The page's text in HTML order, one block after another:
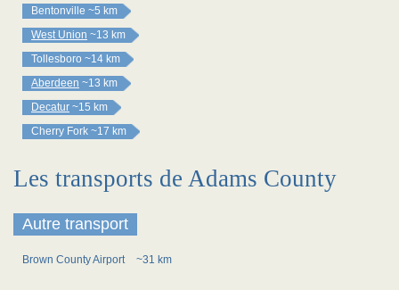
Bentonville ~5 km
West Union ~13 km
Tollesboro ~14 km
Aberdeen ~13 km
Decatur ~15 km
Cherry Fork ~17 km
Les transports de Adams County
Autre transport
Brown County Airport ~31 km